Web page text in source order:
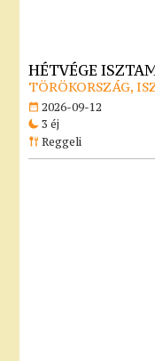
HÉTVÉGE
TÖRÖKORSZÁG,
2026-09-12
3 éj
Reggeli